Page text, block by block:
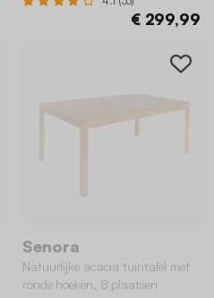
€ 299,99
Senora
Natuurlijke acacia tuintafel met
ronde hoeken, 8 plaatsen